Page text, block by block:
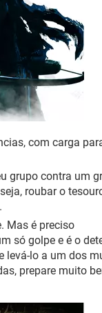
com carga
grupo contra um
roubar o
Mas é preciso
só golpe e é o
levá-lo a um dos
prepare muito